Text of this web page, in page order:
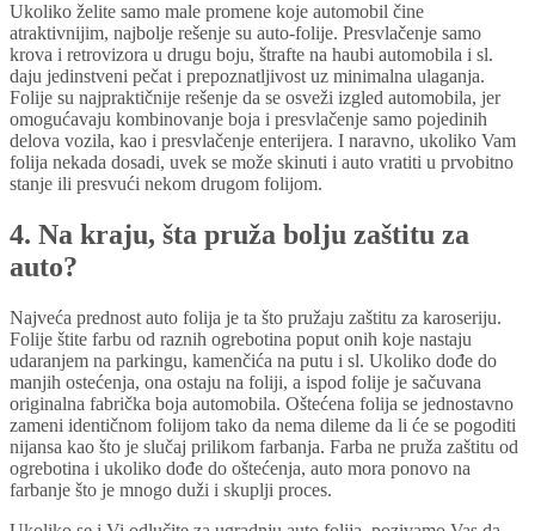
Ukoliko želite samo male promene koje automobil čine
atraktivnijim, najbolje rešenje su auto-folije. Presvlačenje samo
krova i retrovizora u drugu boju, štrafte na haubi automobila i sl.
daju jedinstveni pečat i prepoznatljivost uz minimalna ulaganja.
Folije su najpraktičnije rešenje da se osveži izgled automobila, jer
omogućavaju kombinovanje boja i presvlačenje samo pojedinih
delova vozila, kao i presvlačenje enterijera. I naravno, ukoliko Vam
folija nekada dosadi, uvek se može skinuti i auto vratiti u prvobitno
stanje ili presvući nekom drugom folijom.
4. Na kraju, šta pruža bolju zaštitu za
auto?
Najveća prednost auto folija je ta što pružaju zaštitu za karoseriju.
Folije štite farbu od raznih ogrebotina poput onih koje nastaju
udaranjem na parkingu, kamenčića na putu i sl. Ukoliko dođe do
manjih ostećenja, ona ostaju na foliji, a ispod folije je sačuvana
originalna fabrička boja automobila. Oštećena folija se jednostavno
zameni identičnom folijom tako da nema dileme da li će se pogoditi
nijansa kao što je slučaj prilikom farbanja. Farba ne pruža zaštitu od
ogrebotina i ukoliko dođe do oštećenja, auto mora ponovo na
farbanje što je mnogo duži i skuplji proces.